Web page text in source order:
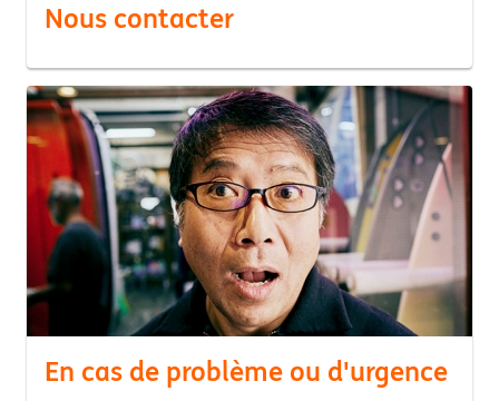
Nous contacter
En cas de problème ou d'urgence